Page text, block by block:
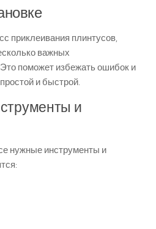
приклеивания плинтусов,
важных
поможет избежать ошибок и
и быстрой.
и
нужные инструменты и